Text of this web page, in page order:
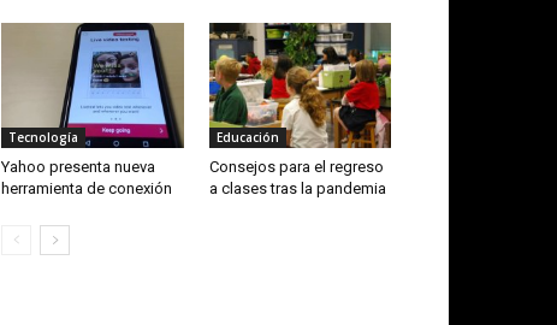
Tecnología
Yahoo presenta nueva
herramienta de conexión
Educación
Consejos para el regreso
a clases tras la pandemia